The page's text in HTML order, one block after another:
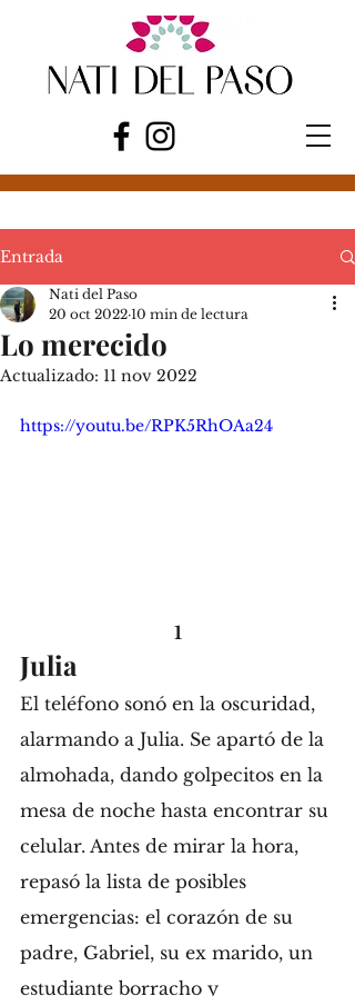
Entrada
Lo merecido
Nati del Paso
20 oct 2022 10 min de lectura
Actualizado: 11 nov 2022
https://youtu.be/RPK5RhOAa24
1
Julia
El teléfono sonó en la oscuridad,
alarmando a Julia. Se apartó de la
almohada, dando golpecitos en la
mesa de noche hasta encontrar su
celular. Antes de mirar la hora,
repasó la lista de posibles
emergencias: el corazón de su
padre, Gabriel, su ex marido, un
estudiante borracho y